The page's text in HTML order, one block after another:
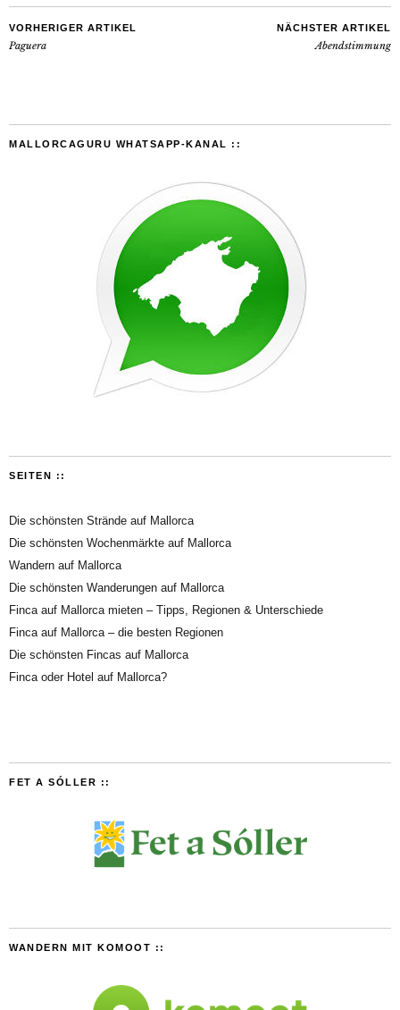
VORHERIGER ARTIKEL
Paguera
NÄCHSTER ARTIKEL
Abendstimmung
MALLORCAGURU WHATSAPP-KANAL ::
SEITEN ::
Die schönsten Strände auf Mallorca
Die schönsten Wochenmärkte auf Mallorca
Wandern auf Mallorca
Die schönsten Wanderungen auf Mallorca
Finca auf Mallorca mieten – Tipps, Regionen & Unterschiede
Finca auf Mallorca – die besten Regionen
Die schönsten Fincas auf Mallorca
Finca oder Hotel auf Mallorca?
FET A SÓLLER ::
WANDERN MIT KOMOOT ::